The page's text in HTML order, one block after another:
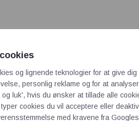
korrigerende og forebyggende
brug af årsagsanalyser.
løbende forbedringer.
rodårsager.
og lignende teknologier for at give
personlig reklame og for at
luk', hvis du ønsker at tillade alle
cookies du vil acceptere eller
med kravene fra